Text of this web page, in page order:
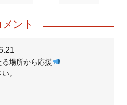
メント
場所から応援
。